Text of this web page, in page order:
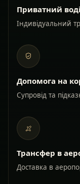
Приватний
Індивідуальний
Допомога на
Супровід та
Трансфер в
Доставка в